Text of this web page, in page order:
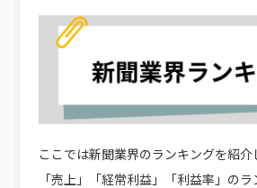
ここでは新聞業界のランキングを紹介
「売上」「経常利益」「利益率」の